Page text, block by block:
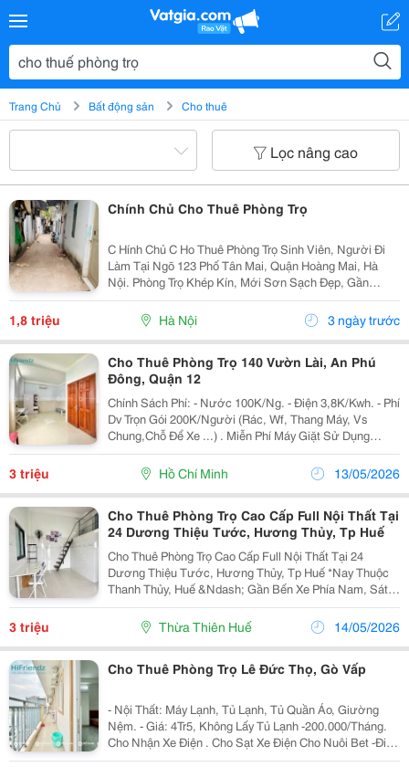
Trang Chủ Bất động sản Cho thuê
Lọc nâng cao
Chính Chủ Cho Thuê Phòng Trọ
C Hính Chủ C Ho Thuê Phòng Trọ Sinh Viên, Người Đi
Làm Tại Ngõ 123 Phố Tân Mai, Quận Hoàng Mai, Hà
Nội. Phòng Trọ Khép Kín, Mới Sơn Sạch Đẹp, Gần
Đường, Gần Chợ, Gần Bến Xe, Ở Riêng Biệt, Giờ Giấc
Thoải Mái. Xe Buýt Đầu Ngõ Thuận Tiện Cho Việc Đi...
1,8 triệu Hà Nội 3 ngày trước
Cho Thuê Phòng Trọ 140 Vườn Lài, An Phú
Đông, Quận 12
Chính Sách Phí: - Nước 100K/Ng. - Điện 3,8K/Kwh. - Phí
Dv Trọn Gói 200K/Người (Rác, Wf, Thang Máy, Vs
Chung,Chỗ Để Xe ...) . Miễn Phí Máy Giặt Sử Dụng
Chung Và Nước Uống Tinh Khiết ) - Không Nuôi Thú
Cưng, Không Xe Điện, Không Hút Thuốc, Chỉ Sd Bếp...
3 triệu Hồ Chí Minh 13/05/2026
Cho Thuê Phòng Trọ Cao Cấp Full Nội Thất Tại
24 Dương Thiệu Tước, Hương Thủy, Tp Huế
Cho Thuê Phòng Trọ Cao Cấp Full Nội Thất Tại 24
Dương Thiệu Tước, Hương Thủy, Tp Huế *Nay Thuộc
Thanh Thủy, Huế &Ndash; Gần Bến Xe Phía Nam, Sát
Làng Đại Học, Gần Đh Luật, Đh Kinh Tế, Winmart, Aeon,
Vincom, Go... Chỉ 2&Ndash;5 Phút. * Full Nội...
3 triệu Thừa Thiên Huế 14/05/2026
Cho Thuê Phòng Trọ Lê Đức Thọ, Gò Vấp
- Nội Thất: Máy Lạnh, Tủ Lạnh, Tủ Quần Áo, Giường
Nệm. - Giá: 4Tr5, Không Lấy Tủ Lạnh -200.000/Tháng.
Cho Nhận Xe Điện . Cho Sạt Xe Điện Cho Nuôi Bet -Điện
3,5K : Nước 100K/N : Dv 100K/N Xe 100K/C